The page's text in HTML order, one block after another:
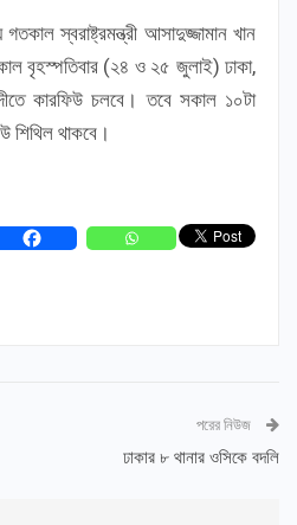
স্বরাষ্ট্রমন্ত্রী আসাদুজ্জামান খান
বৃহস্পতিবার (২৪ ও ২৫ জুলাই) ঢাকা,
কারফিউ চলবে। তবে সকাল ১০টা
শিথিল থাকবে।
পরের নিউজ
ঢাকার ৮ থানার ওসিকে বদলি